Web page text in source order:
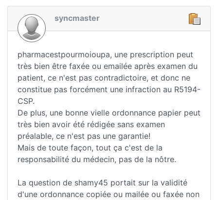
syncmaster
pharmacestpourmoioupa, une prescription peut
très bien être faxée ou emailée après examen du
patient, ce n'est pas contradictoire, et donc ne
constitue pas forcément une infraction au R5194-
CSP.
De plus, une bonne vielle ordonnance papier peut
très bien avoir été rédigée sans examen
préalable, ce n'est pas une garantie!
Mais de toute façon, tout ça c'est de la
responsabilité du médecin, pas de la nôtre.
La question de shamy45 portait sur la validité
d'une ordonnance copiée ou mailée ou faxée non